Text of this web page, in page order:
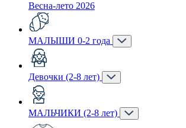
Весна-лето 2026
МАЛЫШИ 0-2 года
Девочки (2-8 лет)
МАЛЬЧИКИ (2-8 лет)